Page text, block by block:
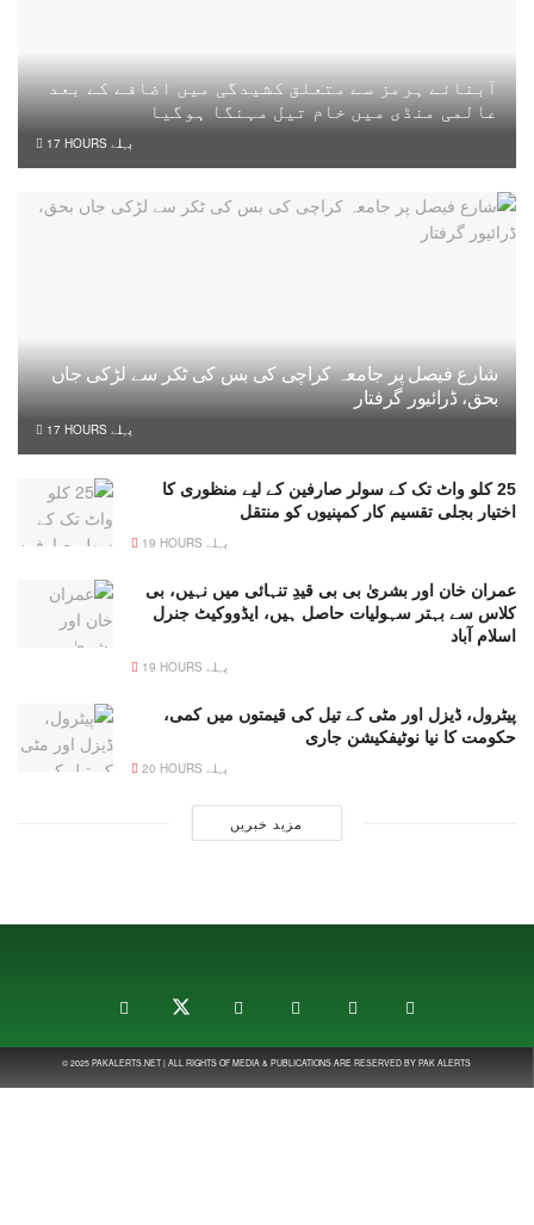
آبنائے ہرمز سے متعلق کشیدگی میں اضافے کے بعد
عالمی منڈی میں خام تیل مہنگا ہوگیا
17 HOURS پہلے
شارع فیصل پر جامعہ کراچی کی بس کی ٹکر سے لڑکی جاں
بحق، ڈرائیور گرفتار
17 HOURS پہلے
25 کلو واٹ تک کے سولر صارفین کے لیے منظوری کا
اختیار بجلی تقسیم کار کمپنیوں کو منتقل
19 HOURS پہلے
عمران خان اور بشریٰ بی بی قیدِ تنہائی میں نہیں، بی
کلاس سے بہتر سہولیات حاصل ہیں، ایڈووکیٹ جنرل
اسلام آباد
19 HOURS پہلے
پیٹرول، ڈیزل اور مٹی کے تیل کی قیمتوں میں کمی،
حکومت کا نیا نوٹیفکیشن جاری
20 HOURS پہلے
مزید خبریں
© 2025 PAKALERTS.NET | ALL RIGHTS OF MEDIA & PUBLICATIONS ARE RESERVED BY PAK ALERTS